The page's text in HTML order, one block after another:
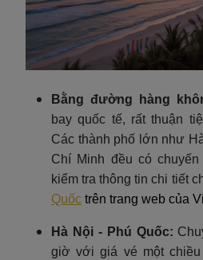
Bằng đường hàng
bay quốc tế, rất thuận
Các thành phố lớn như
Chí Minh đều có
kiểm tra thông tin chi tiết
Quốc trên trang web của
Hà Nội - Phú Quốc:
giờ với giá vé một